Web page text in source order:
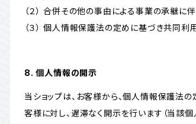
（２） 合併その他の事由による事業の承継に
（３） 個人情報保護法の定めに基づき共同利
8. 個人情報の開示
当ショップは、お客様から、個人情報保護法
客様に対し、遅滞なく開示を行います（当該